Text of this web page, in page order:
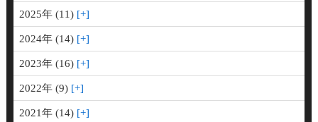
2025年 (11)
2024年 (14)
2023年 (16)
2022年 (9)
2021年 (14)